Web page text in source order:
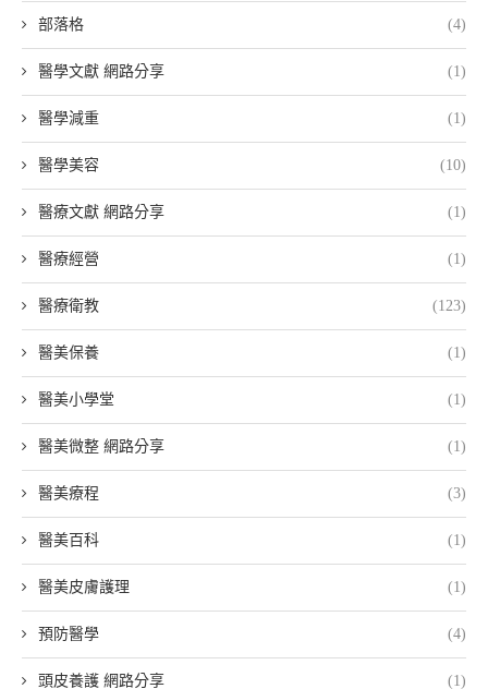
部落格 (4)
醫學文獻 網路分享 (1)
醫學減重 (1)
醫學美容 (10)
醫療文獻 網路分享 (1)
醫療經營 (1)
醫療衛教 (123)
醫美保養 (1)
醫美小學堂 (1)
醫美微整 網路分享 (1)
醫美療程 (3)
醫美百科 (1)
醫美皮膚護理 (1)
預防醫學 (4)
頭皮養護 網路分享 (1)